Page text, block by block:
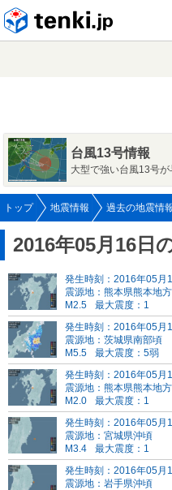
台風13号情報
大型で強い台風13号
トップ 地震情報 過去の地震情
2016年05月16日
発生時刻：2016年05月
震源地：熊本県熊本地
M2.5
最大震度：1
発生時刻：2016年05月
震源地：茨城県南部頃
M5.5
最大震度：5弱
発生時刻：2016年05月
震源地：熊本県熊本地
M2.0
最大震度：1
発生時刻：2016年05月
震源地：宮城県沖頃
M3.4
最大震度：1
発生時刻：2016年05月
震源地：岩手県沖頃